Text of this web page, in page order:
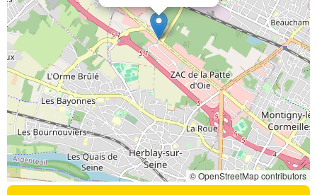
© OpenStreetMap contributors